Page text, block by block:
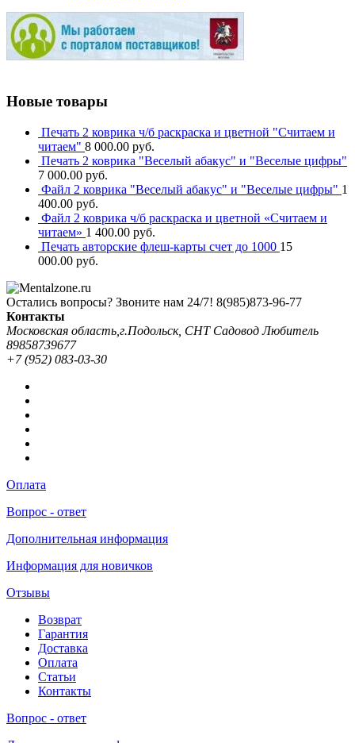
Новые товары
Печать 2 коврика ч/б раскраска и цветной "Считаем и
читаем" 8 000.00 руб.
Печать 2 коврика "Веселый абакус" и "Веселые цифры"
7 000.00 руб.
Файл 2 коврика "Веселый абакус" и "Веселые цифры" 1
400.00 руб.
Файл 2 коврика ч/б раскраска и цветной «Считаем и
читаем» 1 400.00 руб.
Печать авторские флеш-карты счет до 1000 15
000.00 руб.
Остались вопросы? Звоните нам 24/7! 8(985)873-96-77
Контакты
Московская область,г.Подольск, СНТ Садовод Любитель
89858739677
+7 (952) 083-03-30
Оплата
Вопрос - ответ
Дополнительная информация
Информация для новичков
Отзывы
Возврат
Гарантия
Доставка
Оплата
Статьи
Контакты
Вопрос - ответ